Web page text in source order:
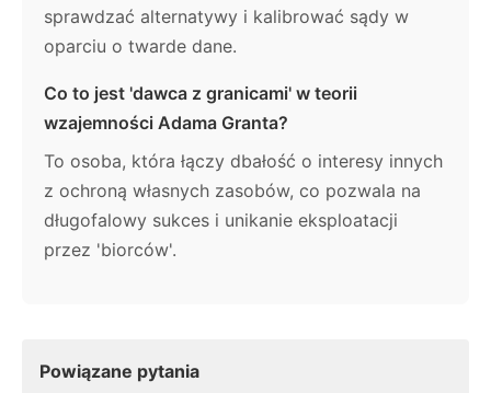
sprawdzać alternatywy i kalibrować sądy w
oparciu o twarde dane.
Co to jest 'dawca z granicami' w teorii
wzajemności Adama Granta?
To osoba, która łączy dbałość o interesy innych
z ochroną własnych zasobów, co pozwala na
długofalowy sukces i unikanie eksploatacji
przez 'biorców'.
Powiązane pytania